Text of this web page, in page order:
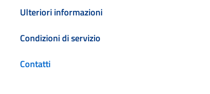
Ulteriori informazioni
Condizioni di servizio
Contatti